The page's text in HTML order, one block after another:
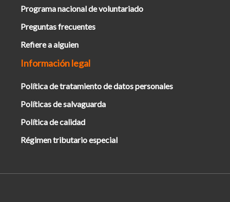
Programa nacional de voluntariado
Preguntas frecuentes
Refiere a alguien
Información legal
Política de tratamiento de datos personales
Políticas de salvaguarda
Política de calidad
Régimen tributario especial